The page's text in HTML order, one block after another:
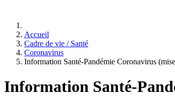
Accueil
Cadre de vie / Santé
Coronavirus
Information Santé-Pandémie Coronavirus
Information Santé-